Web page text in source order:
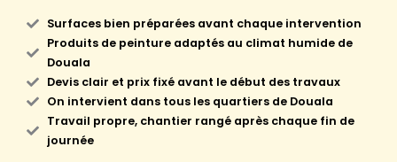
Surfaces bien préparées avant chaque intervention
Produits de peinture adaptés au climat humide de
Douala
Devis clair et prix fixé avant le début des travaux
On intervient dans tous les quartiers de Douala
Travail propre, chantier rangé après chaque fin de
journée